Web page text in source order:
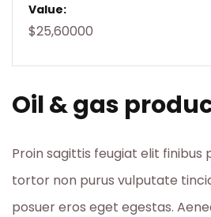
Value:
$25,60000
Oil & gas
Proin sagittis feugiat elit finibus
tortor non purus vulputate
posuer eros eget egestas.